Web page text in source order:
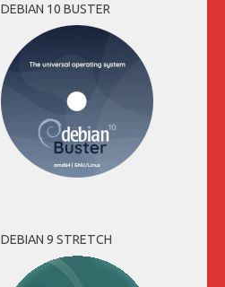
DEBIAN 10 BUSTER
DEBIAN 9 STRETCH